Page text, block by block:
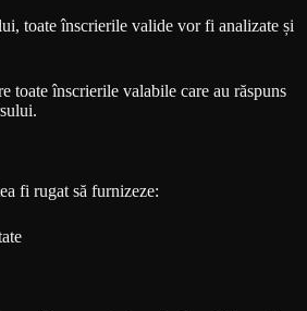
toate înscrierile valide vor fi analizate și
toate înscrierile valabile care au răspuns
fi rugat să furnizeze: